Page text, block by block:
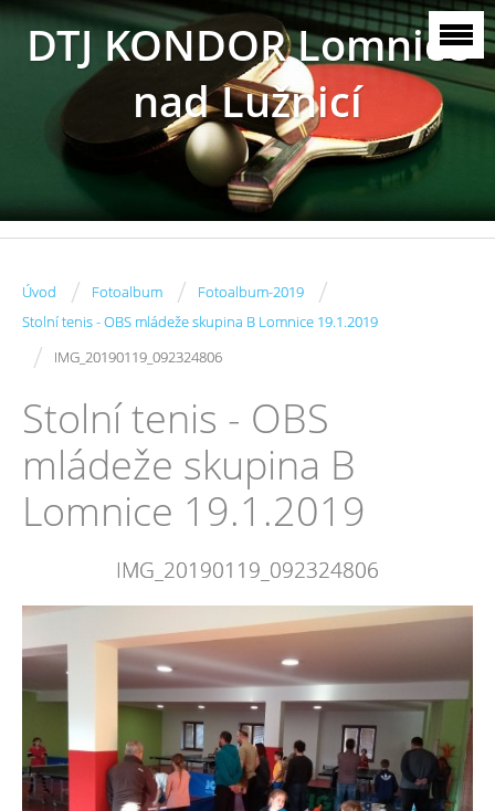
DTJ KONDOR Lomnice
nad Lužnicí
Úvod / Fotoalbum / Fotoalbum-2019 /
Stolní tenis - OBS mládeže skupina B Lomnice 19.1.2019
/ IMG_20190119_092324806
Stolní tenis - OBS
mládeže skupina B
Lomnice 19.1.2019
IMG_20190119_092324806